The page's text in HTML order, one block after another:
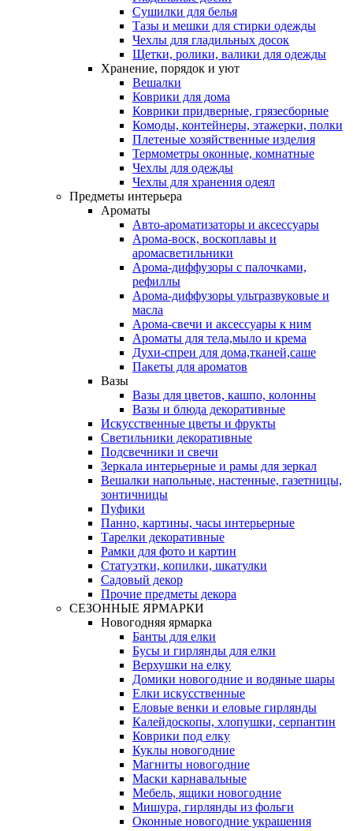
Сушилки для белья
Тазы и мешки для стирки одежды
Чехлы для гладильных досок
Щетки, ролики, валики для одежды
Хранение, порядок и уют
Вешалки
Коврики для дома
Коврики придверные, грязесборные
Комоды, контейнеры, этажерки, полки
Плетеные хозяйственные изделия
Термометры оконные, комнатные
Чехлы для одежды
Чехлы для хранения одеял
Предметы интерьера
Ароматы
Авто-ароматизаторы и аксессуары
Арома-воск, воскоплавы и
аромасветильники
Арома-диффузоры с палочками,
рефиллы
Арома-диффузоры ультразвуковые и
масла
Арома-свечи и аксессуары к ним
Ароматы для тела,мыло и крема
Духи-спреи для дома,тканей,саше
Пакеты для ароматов
Вазы
Вазы для цветов, кашпо, колонны
Вазы и блюда декоративные
Искусственные цветы и фрукты
Светильники декоративные
Подсвечники и свечи
Зеркала интерьерные и рамы для зеркал
Вешалки напольные, настенные, газетницы,
зонтичницы
Пуфики
Панно, картины, часы интерьерные
Тарелки декоративные
Рамки для фото и картин
Статуэтки, копилки, шкатулки
Садовый декор
Прочие предметы декора
СЕЗОННЫЕ ЯРМАРКИ
Новогодняя ярмарка
Банты для елки
Бусы и гирлянды для елки
Верхушки на елку
Домики новогодние и водяные шары
Елки искусственные
Еловые венки и еловые гирлянды
Калейдоскопы, хлопушки, серпантин
Коврики под елку
Куклы новогодние
Магниты новогодние
Маски карнавальные
Мебель, ящики новогодние
Мишура, гирлянды из фольги
Оконные новогодние украшения